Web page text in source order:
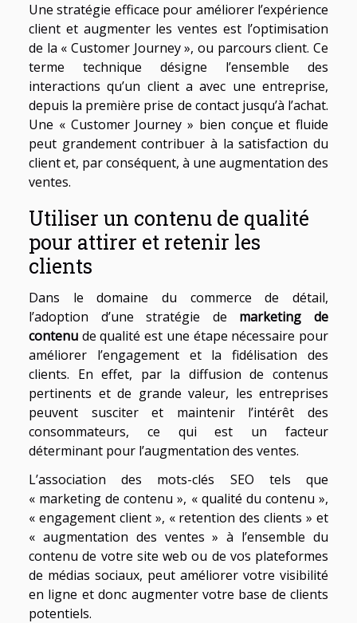
Une stratégie efficace pour améliorer l’expérience
client et augmenter les ventes est l’optimisation
de la « Customer Journey », ou parcours client. Ce
terme technique désigne l’ensemble des
interactions qu’un client a avec une entreprise,
depuis la première prise de contact jusqu’à l’achat.
Une « Customer Journey » bien conçue et fluide
peut grandement contribuer à la satisfaction du
client et, par conséquent, à une augmentation des
ventes.
Utiliser un contenu de qualité
pour attirer et retenir les
clients
Dans le domaine du commerce de détail,
l’adoption d’une stratégie de marketing de
contenu de qualité est une étape nécessaire pour
améliorer l’engagement et la fidélisation des
clients. En effet, par la diffusion de contenus
pertinents et de grande valeur, les entreprises
peuvent susciter et maintenir l’intérêt des
consommateurs, ce qui est un facteur
déterminant pour l’augmentation des ventes.
L’association des mots-clés SEO tels que
« marketing de contenu », « qualité du contenu »,
« engagement client », « retention des clients » et
« augmentation des ventes » à l’ensemble du
contenu de votre site web ou de vos plateformes
de médias sociaux, peut améliorer votre visibilité
en ligne et donc augmenter votre base de clients
potentiels.